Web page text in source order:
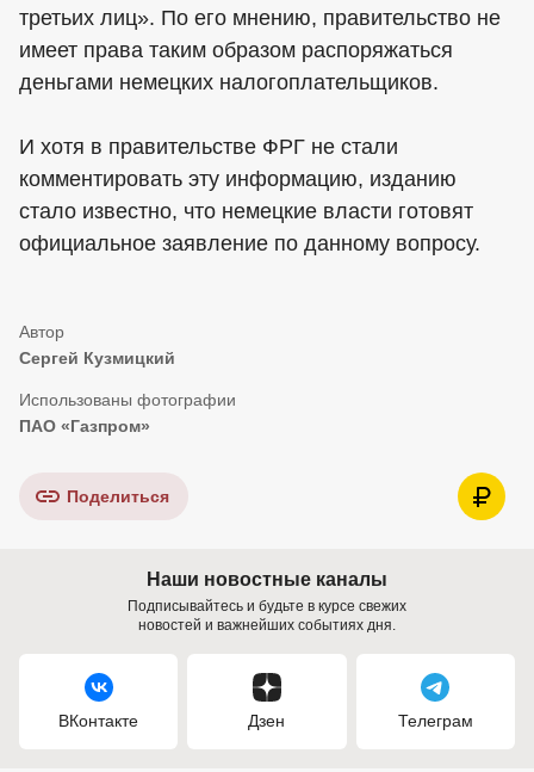
третьих лиц». По его мнению, правительство не
имеет права таким образом распоряжаться
деньгами немецких налогоплательщиков.
И хотя в правительстве ФРГ не стали
комментировать эту информацию, изданию
стало известно, что немецкие власти готовят
официальное заявление по данному вопросу.
Сергей Кузмицкий
ПАО «Газпром»
Поделиться
Наши новостные каналы
Подписывайтесь и будьте в курсе свежих
новостей и важнейших событиях дня.
ВКонтакте Дзен Телеграм